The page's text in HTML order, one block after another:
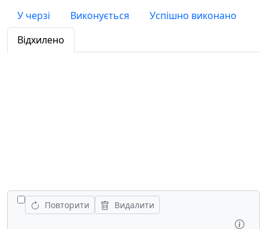
У черзі
Виконується
Успішно виконано
Відхилено
ПОКАЗАТИ ВСІ РОБОТИ
Повторити
Видалити